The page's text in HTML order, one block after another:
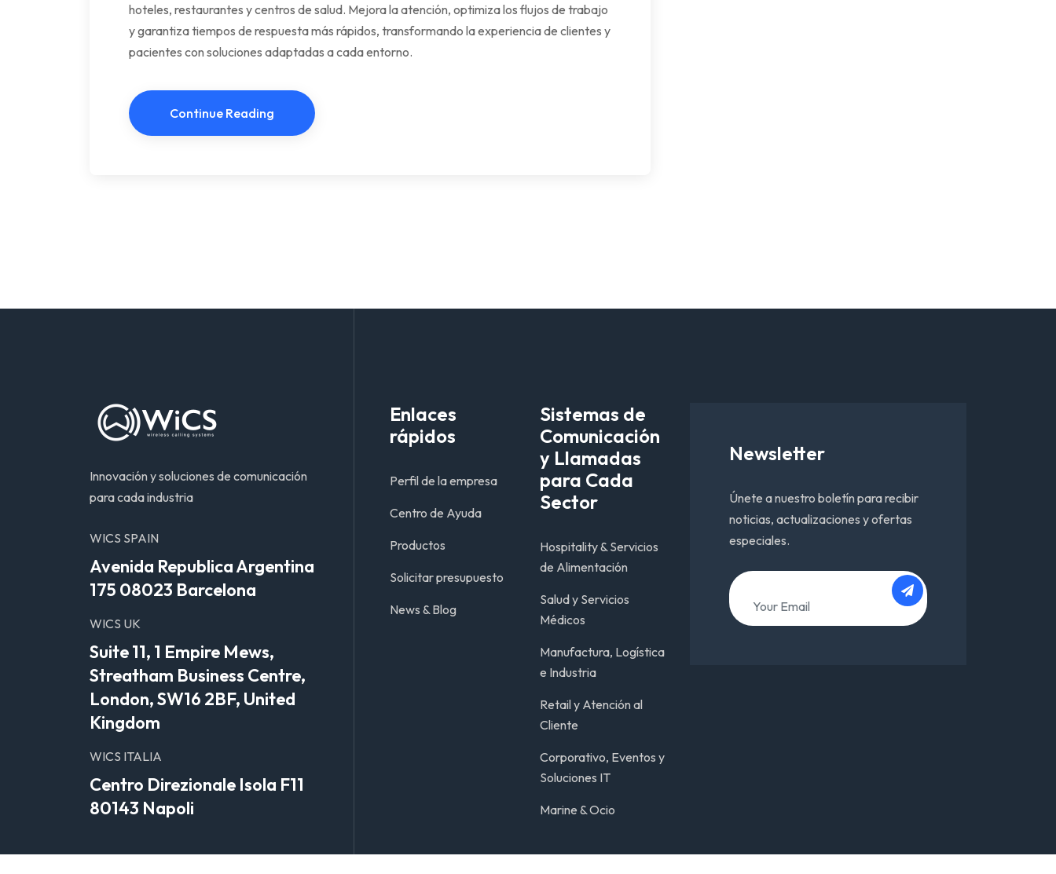
hoteles, restaurantes y centros de salud. Mejora la atención, optimiza los flujos de trabajo
y garantiza tiempos de respuesta más rápidos, transformando la experiencia de clientes y
pacientes con soluciones adaptadas a cada entorno.
Continue Reading
Innovación y soluciones de comunicación
para cada industria
WICS SPAIN
Avenida Republica Argentina
175 08023 Barcelona
WICS UK
Suite 11, 1 Empire Mews,
Streatham Business Centre,
London, SW16 2BF, United
Kingdom
WICS ITALIA
Centro Direzionale Isola F11
80143 Napoli
Enlaces
rápidos
Perfil de la empresa
Centro de Ayuda
Productos
Solicitar presupuesto
News & Blog
Sistemas de
Comunicación
y Llamadas
para Cada
Sector
Hospitality & Servicios
de Alimentación
Salud y Servicios
Médicos
Manufactura, Logística
e Industria
Retail y Atención al
Cliente
Corporativo, Eventos y
Soluciones IT
Marine & Ocio
Newsletter
Únete a nuestro boletín para recibir
noticias, actualizaciones y ofertas
especiales.